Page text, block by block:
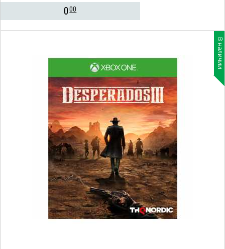
000
В наличии